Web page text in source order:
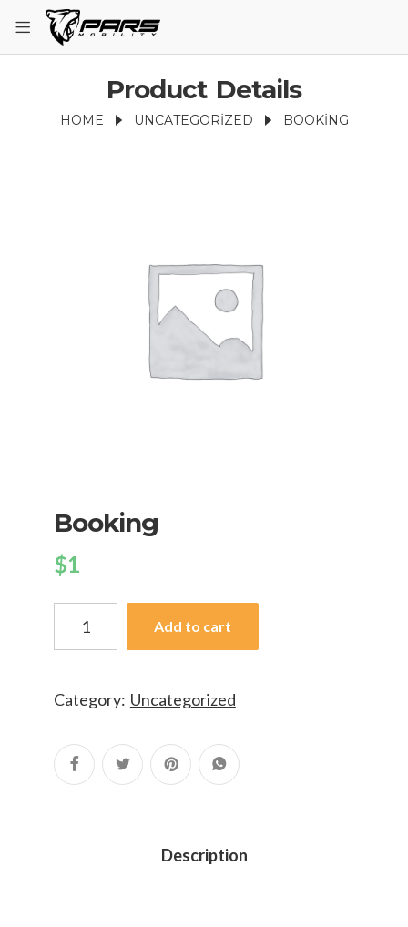
Product Details
HOME UNCATEGORIZED BOOKING
Booking
$1
Add to cart
Category: Uncategorized
Description